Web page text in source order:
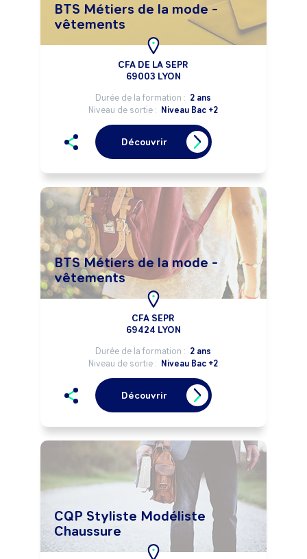
BTS Métiers de la mode -
vêtements
CFA DE LA SEPR
69003 LYON
Durée de la formation : 2 ans
Niveau de sortie : Niveau Bac +2
Découvrir
BTS Métiers de la mode -
vêtements
CFA SEPR
69424 LYON
Durée de la formation : 2 ans
Niveau de sortie : Niveau Bac +2
Découvrir
CQP Styliste Modéliste
Chaussure